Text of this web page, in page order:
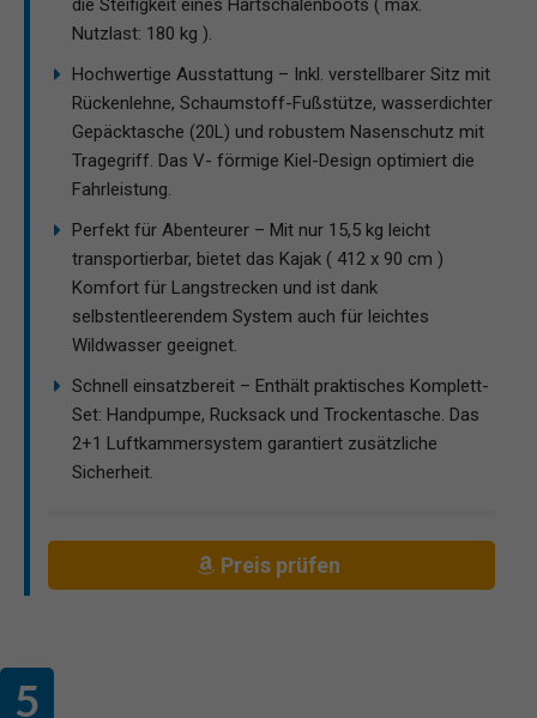
die Steifigkeit eines Hartschalenboots ( max.
Nutzlast: 180 kg ).
Hochwertige Ausstattung – Inkl. verstellbarer Sitz mit
Rückenlehne, Schaumstoff-Fußstütze, wasserdichter
Gepäcktasche (20L) und robustem Nasenschutz mit
Tragegriff. Das V- förmige Kiel-Design optimiert die
Fahrleistung.
Perfekt für Abenteurer – Mit nur 15,5 kg leicht
transportierbar, bietet das Kajak ( 412 x 90 cm )
Komfort für Langstrecken und ist dank
selbstentleerendem System auch für leichtes
Wildwasser geeignet.
Schnell einsatzbereit – Enthält praktisches Komplett-
Set: Handpumpe, Rucksack und Trockentasche. Das
2+1 Luftkammersystem garantiert zusätzliche
Sicherheit.
Preis prüfen